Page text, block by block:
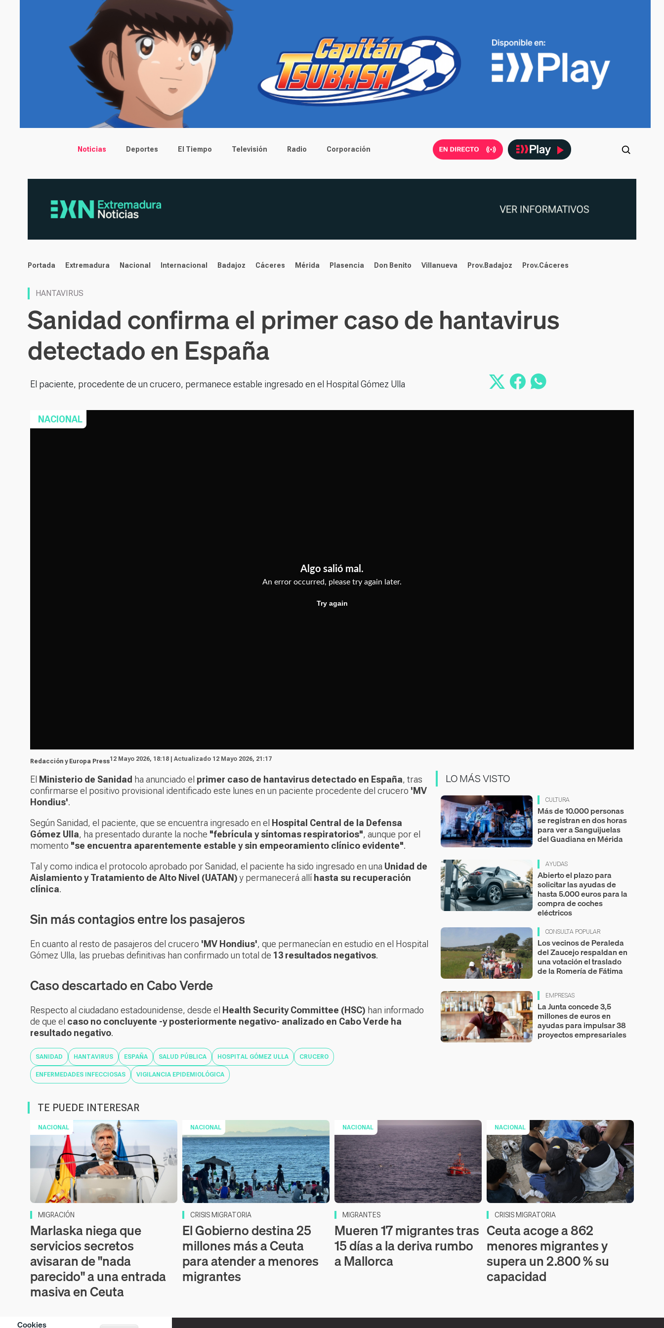
Cookies
Main menu
Noticias Deportes El Tiempo Televisión Radio Corporación
noticias
Portada Extremadura Nacional Internacional Badajoz Cáceres Mérida Plasencia Don Benito Villanueva Prov.Badajoz Prov.Cáceres
HANTAVIRUS
Sanidad confirma el primer caso de hantavirus
detectado en España
El paciente, procedente de un crucero, permanece estable ingresado en el Hospital Gómez Ulla
NACIONAL
Redacción y Europa Press12 Mayo 2026, 18:18 | Actualizado 12 Mayo 2026, 21:17
El Ministerio de Sanidad ha anunciado el primer caso de hantavirus detectado en España, tras
confirmarse el positivo provisional identificado este lunes en un paciente procedente del crucero 'MV
Hondius'.
Según Sanidad, el paciente, que se encuentra ingresado en el Hospital Central de la Defensa
Gómez Ulla, ha presentado durante la noche "febrícula y síntomas respiratorios", aunque por el
momento "se encuentra aparentemente estable y sin empeoramiento clínico evidente".
Tal y como indica el protocolo aprobado por Sanidad, el paciente ha sido ingresado en una Unidad de
Aislamiento y Tratamiento de Alto Nivel (UATAN)y permanecerá allí hasta su recuperación
clínica.
Sin más contagios entre los pasajeros
En cuanto al resto de pasajeros del crucero 'MV Hondius', que permanecían en estudio en el Hospital
Gómez Ulla, las pruebas definitivas han confirmado un total de 13 resultados negativos.
Caso descartado en Cabo Verde
Respecto al ciudadano estadounidense, desde el Health Security Committee (HSC) han informado
de que el caso no concluyente -y posteriormente negativo- analizado en Cabo Verde ha
resultado negativo.
SANIDAD HANTAVIRUS ESPAÑA SALUD PÚBLICA HOSPITAL GÓMEZ ULLA CRUCERO
ENFERMEDADES INFECCIOSAS VIGILANCIA EPIDEMIOLÓGICA
LO MÁS VISTO
CULTURA
Más de 10.000 personas
se registran en dos horas
para ver a Sanguijuelas
del Guadiana en Mérida
AYUDAS
Abierto el plazo para
solicitar las ayudas de
hasta 5.000 euros para la
compra de coches
eléctricos
CONSULTA POPULAR
Los vecinos de Peraleda
del Zaucejo respaldan en
una votación el traslado
de la Romería de Fátima
EMPRESAS
La Junta concede 3,5
millones de euros en
ayudas para impulsar 38
proyectos empresariales
TE PUEDE INTERESAR
NACIONAL
MIGRACIÓN
Marlaska niega que
servicios secretos
avisaran de "nada
parecido" a una entrada
masiva en Ceuta
NACIONAL
CRISIS MIGRATORIA
El Gobierno destina 25
millones más a Ceuta
para atender a menores
migrantes
NACIONAL
MIGRANTES
Mueren 17 migrantes tras
15 días a la deriva rumbo
a Mallorca
NACIONAL
CRISIS MIGRATORIA
Ceuta acoge a 862
menores migrantes y
supera un 2.800 % su
capacidad